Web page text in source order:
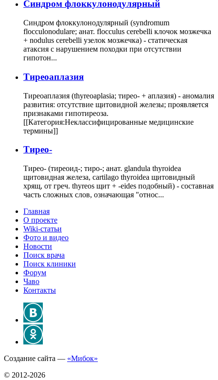
Cиндром флоккулонодулярный
Синдром флоккулонодулярный (syndromum
flocculonodulare; анат. flocculus cerebelli клочок мозжечка
+ nodulus cerebelli узелок мозжечка) - статическая
атаксия с нарушением походки при отсутствии
гипотон...
Тиреоаплазия
Тиреоаплазия (thyreoaplasia; тирео- + аплазия) - аномалия
развития: отсутствие щитовидной железы; проявляется
признаками гипотиреоза.
[[Категория:Неклассифицированные медицинские
термины]]
Тирео-
Тирео- (тиреоид-; тиро-; анат. glandula thyroidea
щитовидная железа, cartilago thyroidea щитовидный
хрящ, от греч. thyreos щит + -eides подобный) - составная
часть сложных слов, означающая "относ...
Главная
О проекте
Wiki-статьи
Фото и видео
Новости
Поиск врача
Поиск клиники
Форум
Чаво
Контакты
Создание сайта — «Мибок»
© 2012-2026